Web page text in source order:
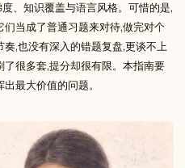
、知识覆盖与语言风格。可惜的是,
当成了普通习题来对待,做完对个
,也没有深入的错题复盘,更谈不上
很多套,提分却很有限。本指南要
最大价值的问题。